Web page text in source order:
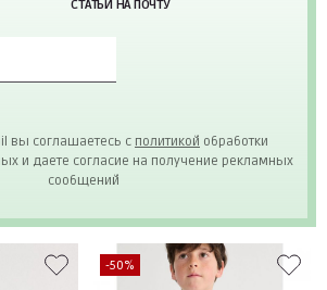
СТАТЬИ НА ПОЧТУ
вы соглашаетесь с политикой обработки
и даете согласие на получение рекламных
сообщений
-50%